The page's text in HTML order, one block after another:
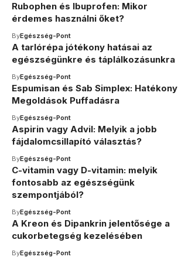
Rubophen és Ibuprofen: Mikor
érdemes használni őket?
ByEgészség-Pont
A tarlórépa jótékony hatásai az
egészségünkre és táplálkozásunkra
ByEgészség-Pont
Espumisan és Sab Simplex: Hatékony
Megoldások Puffadásra
ByEgészség-Pont
Aspirin vagy Advil: Melyik a jobb
fájdalomcsillapító választás?
ByEgészség-Pont
C-vitamin vagy D-vitamin: melyik
fontosabb az egészségünk
szempontjából?
ByEgészség-Pont
A Kreon és Dipankrin jelentősége a
cukorbetegség kezelésében
ByEgészség-Pont